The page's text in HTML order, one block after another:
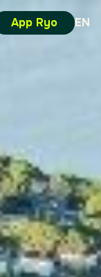
App Ryo EN